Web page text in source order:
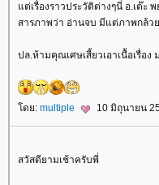
ต่เรื่องราวประวัติต่างๆนี่ อ.เต๊ะ
สารภาพว่า อ่านจบ มีแต่ภาพกล้ว
ปล.ห้ามคุณเศษเสี้ยวเอาเนื้อเรื่อ
ดย: multiple 10 มิถุนายน
สวัสดียามเช้าครับพี่